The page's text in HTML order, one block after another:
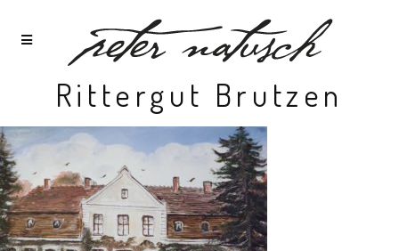
Rittergut Brutzen